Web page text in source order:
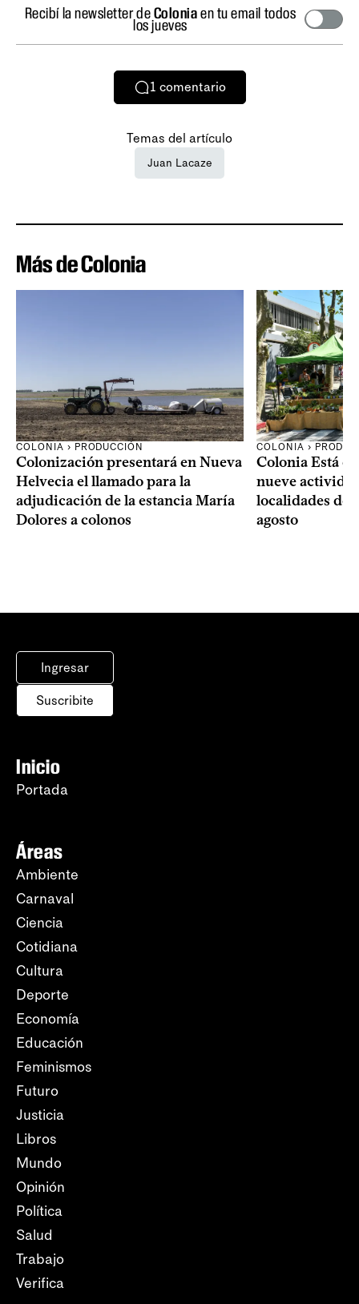
Recibí la newsletter deColoniaen tu email todos
los jueves
1 comentario
Temas del artículo
Juan Lacaze
Más de Colonia
COLONIA › PRODUCCIÓN
Colonización presentará en Nueva
Helvecia el llamado para la
adjudicación de la estancia María
Dolores a colonos
COLONIA ›
Colonia Está
nueve
localidades del
agosto
Ingresar
Suscribite
Inicio
Portada
Áreas
Ambiente
Carnaval
Ciencia
Cotidiana
Cultura
Deporte
Economía
Educación
Feminismos
Futuro
Justicia
Libros
Mundo
Opinión
Política
Salud
Trabajo
Verifica